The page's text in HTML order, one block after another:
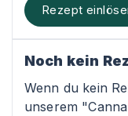
Rezept
Noch kein
Wenn du kein
unserem